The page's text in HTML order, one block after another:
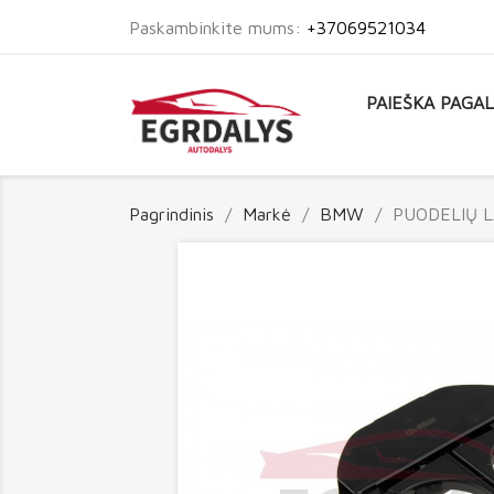
Paskambinkite mums: +37069521034
PAIEŠKA
Pagrindinis Markė BMW PUODELIŲ